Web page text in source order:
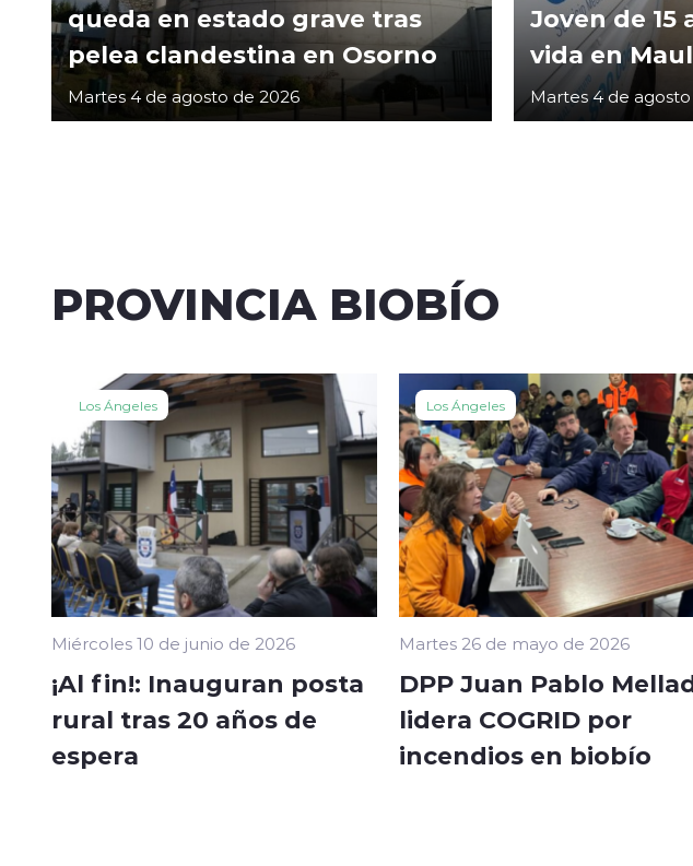
queda en estado grave tras
pelea clandestina en Osorno
Martes 4 de agosto de 2026
Joven de 15
vida en
Martes 4 de
PROVINCIA BIOBÍO
Los Ángeles
Miércoles 10 de junio de 2026
¡Al fin!: Inauguran posta
rural tras 20 años de
espera
Los Ángeles
Martes 26 de mayo de 2026
DPP Juan Pablo
lidera COGRID por
incendios en biobío